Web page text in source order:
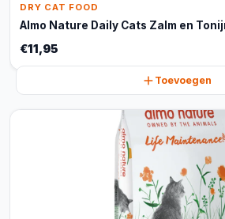
DRY CAT FOOD
Almo Nature Daily Cats Zalm en
€11,95
Toevoegen